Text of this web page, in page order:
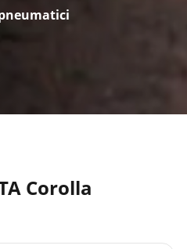
Corolla